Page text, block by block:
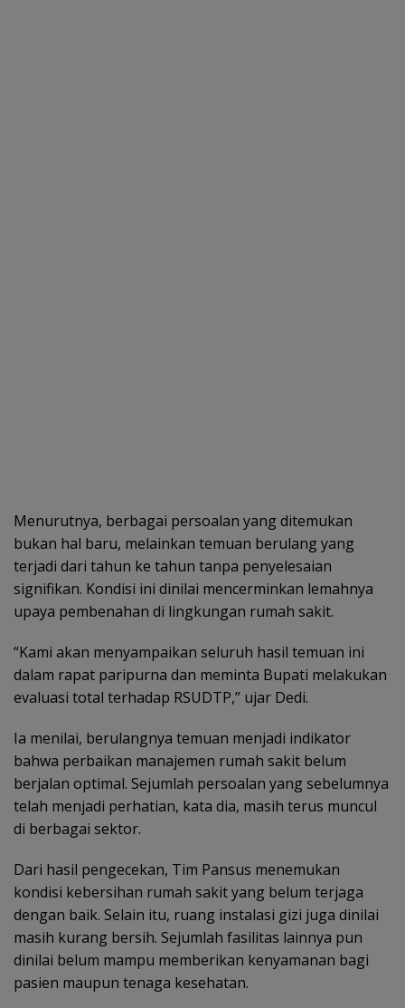
Menurutnya, berbagai persoalan yang ditemukan
bukan hal baru, melainkan temuan berulang yang
terjadi dari tahun ke tahun tanpa penyelesaian
signifikan. Kondisi ini dinilai mencerminkan lemahnya
upaya pembenahan di lingkungan rumah sakit.
“Kami akan menyampaikan seluruh hasil temuan ini
dalam rapat paripurna dan meminta Bupati melakukan
evaluasi total terhadap RSUDTP,” ujar Dedi.
Ia menilai, berulangnya temuan menjadi indikator
bahwa perbaikan manajemen rumah sakit belum
berjalan optimal. Sejumlah persoalan yang sebelumnya
telah menjadi perhatian, kata dia, masih terus muncul
di berbagai sektor.
Dari hasil pengecekan, Tim Pansus menemukan
kondisi kebersihan rumah sakit yang belum terjaga
dengan baik. Selain itu, ruang instalasi gizi juga dinilai
masih kurang bersih. Sejumlah fasilitas lainnya pun
dinilai belum mampu memberikan kenyamanan bagi
pasien maupun tenaga kesehatan.